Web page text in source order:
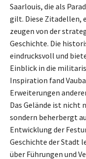
Saarlouis, die als
gilt. Diese Zitadellen,
zeugen von der
Geschichte. Die
eindrucksvoll und
Einblick in die
Inspiration fand
Erweiterungen
Das Gelände ist nicht
sondern beherbergt
Entwicklung der
Geschichte der Stadt
über Führungen und